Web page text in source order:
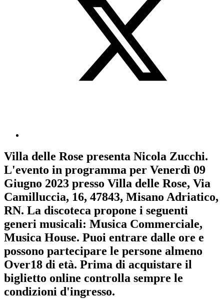
Villa delle Rose presenta Nicola Zucchi.
L'evento in programma per Venerdì 09
Giugno 2023 presso Villa delle Rose, Via
Camilluccia, 16, 47843, Misano Adriatico,
RN. La discoteca propone i seguenti
generi musicali: Musica Commerciale,
Musica House. Puoi entrare dalle ore e
possono partecipare le persone almeno
Over18 di età. Prima di acquistare il
biglietto online controlla sempre le
condizioni d'ingresso.